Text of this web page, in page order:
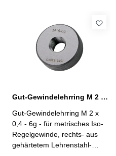
Gut-Gewindelehrring M 2 x 0,4 - 6g DIN 13
Gut-Gewindelehrring M 2 x
0,4 - 6g - für metrisches Iso-
Regelgewinde, rechts- aus
gehärtetem Lehrenstahl-